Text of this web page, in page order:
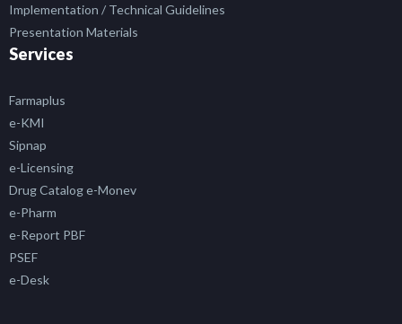
Implementation / Technical Guidelines
Presentation Materials
Services
Farmaplus
e-KMI
Sipnap
e-Licensing
Drug Catalog e-Monev
e-Pharm
e-Report PBF
PSEF
e-Desk